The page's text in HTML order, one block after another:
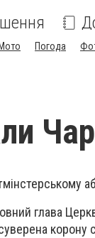
Погода
глава
корону